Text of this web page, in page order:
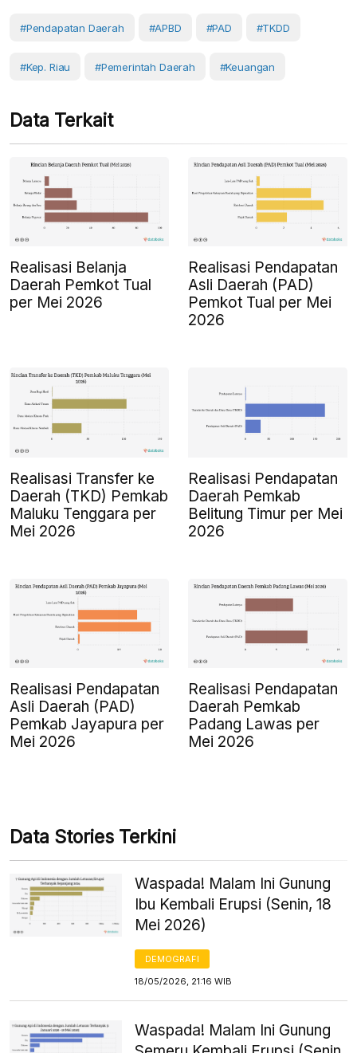
#Pendapatan Daerah #APBD #PAD #TKDD
#Kep. Riau #Pemerintah Daerah #Keuangan
Data Terkait
Realisasi Belanja
Daerah Pemkot Tual
per Mei 2026
Realisasi Pendapatan
Asli Daerah (PAD)
Pemkot Tual per Mei
2026
Realisasi Transfer ke
Daerah (TKD) Pemkab
Maluku Tenggara per
Mei 2026
Realisasi Pendapatan
Daerah Pemkab
Belitung Timur per Mei
2026
Realisasi Pendapatan
Asli Daerah (PAD)
Pemkab Jayapura per
Mei 2026
Realisasi Pendapatan
Daerah Pemkab
Padang Lawas per
Mei 2026
Data Stories Terkini
Waspada! Malam Ini Gunung
Ibu Kembali Erupsi (Senin, 18
Mei 2026)
DEMOGRAFI
18/05/2026, 21:16 WIB
Waspada! Malam Ini Gunung